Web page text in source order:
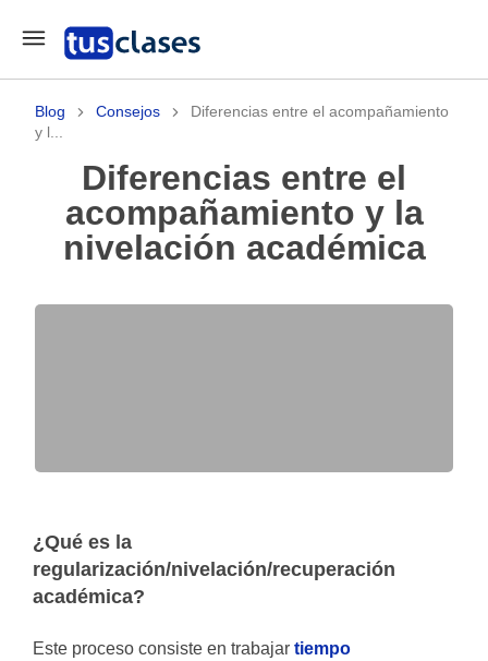
Blog Consejos
Diferencias entre el acompañamiento
y l...
Diferencias entre el
acompañamiento y la
nivelación académica
¿Qué es la
regularización/nivelación/recuperación
académica?
Este proceso consiste en trabajar tiempo